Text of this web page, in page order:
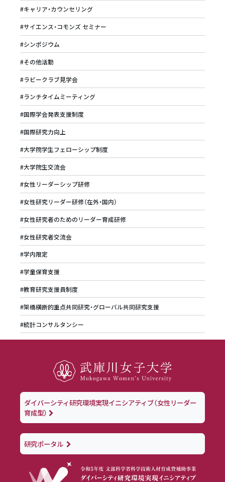
#キャリア・カウンセリング
#サイエンス・コモンズ セミナー
#シンポジウム
#その他活動
#ラビークラブ見学会
#ランチタイムミーティング
#国際学会発表支援制度
#国際研究力向上
#大学院学生フェローシップ制度
#大学院生交流会
#女性リーダーシップ研修
#女性研究リーダー研修（在外・国内）
#女性研究者のためのリーダー育成研修
#女性研究者交流会
#学内限定
#学童保育支援
#教育研究支援員制度
#架橋横断的重点共同研究・グローバル共同研究支援
#統計コンサルタンシー
ダイバーシティ研究環境実現イニシアティブ（女性リーダー
育成型）
研究ポータル